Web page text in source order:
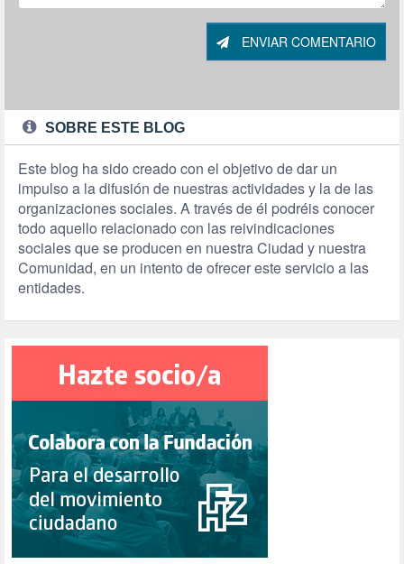
ENVIAR COMENTARIO
SOBRE ESTE BLOG
Este blog ha sido creado con el objetivo de dar un
impulso a la difusión de nuestras actividades y la de las
organizaciones sociales. A través de él podréis conocer
todo aquello relacionado con las reivindicaciones
sociales que se producen en nuestra Ciudad y nuestra
Comunidad, en un intento de ofrecer este servicio a las
entidades.